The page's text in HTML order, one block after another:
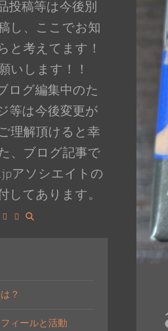
投稿等は今後別
し、ここでお知
と考えてます！
いします！！
ログ編集中のた
等は今後変更が
理解頂けると幸
、ブログ記事で
アソシエイトの
してあります。
？
ィールと活動